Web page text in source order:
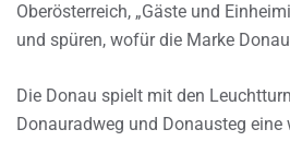
Oberösterreich, „Gäste und
und spüren, wofür die Marke
Die Donau spielt mit den
Donauradweg und Donausteg eine